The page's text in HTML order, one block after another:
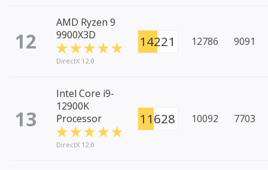
12
AMD Ryzen 9
9900X3D
DirectX 12.0
14221 12786 9091
13
Intel Core i9-
12900K
Processor
DirectX 12.0
11628 10092 7703